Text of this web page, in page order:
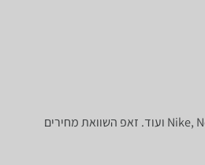
נעליים - ‏Bloch ‏200 - 300 ‏₪ המבחר הגדול בארץ של נעלי ספורט, נעלי ריצה, נעלי הרים, נעליים אוסטרליות וכו' של טובי המותגים: Nike, New Balance, Saucony, Blundstone, RedBack ועוד. זאפ השוואת מחירים